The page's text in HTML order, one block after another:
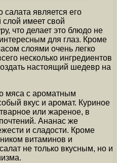
салата является его
слой имеет свой
что делает это блюдо не
для глаз. Кроме
слоями очень легко
несколько ингредиентов
настоящий шедевр на
мяса с ароматным
вкус и аромат. Куриное
или жареное, в
Ананас же
и сладости. Кроме
витаминов и
не только вкусным, но и